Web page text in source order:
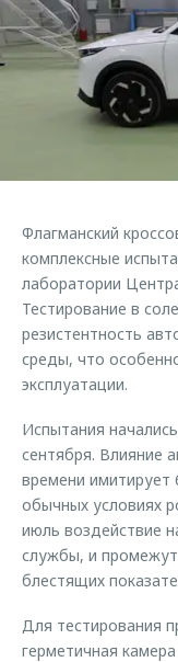
Страхование
Кредитный
Аксессуары
Одежда и сувениры
Трейд-ин
Калькулятор трейд-
Руководства по
Клиентская
O&J Автоклуб
Клуб владельцев
Одежда и сувениры
Оригинальные
Запчасти
Правовая
Обратная связь
Флагманский
комплексные
лаборатории
Тестирование в
резистентность
среды, что
эксплуатации.
Испытания
сентября. Влияние
времени имитирует
обычных условиях
июль воздействие
службы, и
блестящих
Для тестирования
герметичная